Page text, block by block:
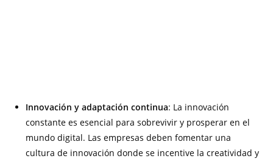
Innovación y adaptación continua: La innovación
constante es esencial para sobrevivir y prosperar en el
mundo digital. Las empresas deben fomentar una
cultura de innovación donde se incentive la creatividad y